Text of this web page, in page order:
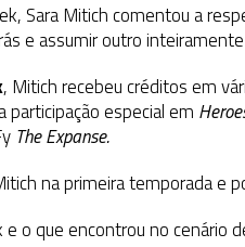
Sara Mitich comentou a
e assumir outro
, Mitich recebeu créditos em
participação especial em
The Expanse.
na primeira temporada e
o que encontrou no cenário